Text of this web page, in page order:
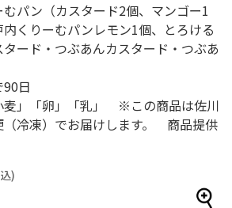
パン（カスタード2個、マンゴー1
くりーむパンレモン1個、とろける
ード・つぶあんカスタード・つぶあ
90日
」「卵」「乳」 ※この商品は佐川
（冷凍）でお届けします。 商品提供
)